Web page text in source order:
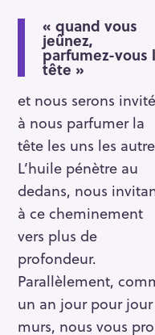
« quand vous
jeûnez,
parfumez-vous
tête »
et nous serons
à nous parfumer la
tête les uns les
L’huile pénètre au
dedans, nous
à ce cheminement
vers plus de
profondeur.
Parallèlement,
un an jour pour
murs, nous vous